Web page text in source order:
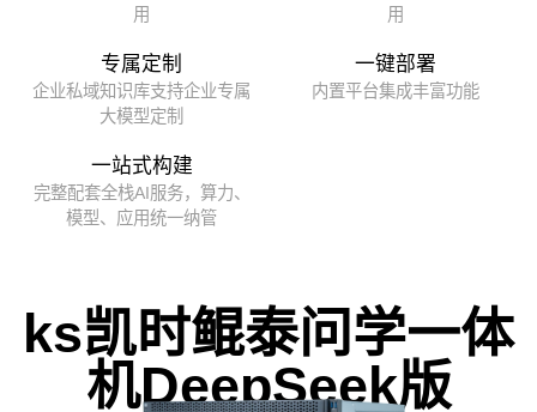
用
用
专属定制
企业私域知识库支持企业专属
大模型定制
一键部署
内置平台集成丰富功能
一站式构建
完整配套全栈AI服务，算力、
模型、应用统一纳管
ks凯时鲲泰问学一体
机DeepSeek版